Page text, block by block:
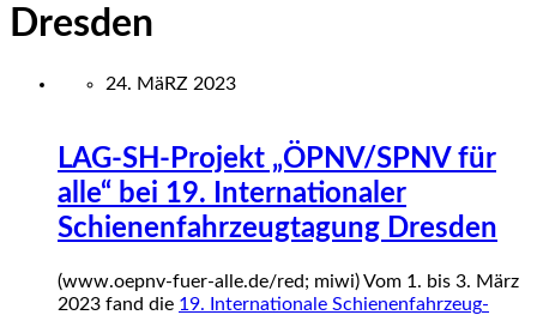
Dresden
24. MäRZ 2023
LAG-SH-Projekt „ÖPNV/SPNV für
alle“ bei 19. Internationaler
Schienenfahrzeugtagung Dresden
(www.oepnv-fuer-alle.de/red; miwi) Vom 1. bis 3. März
2023 fand die 19. Internationale Schienenfahrzeug­